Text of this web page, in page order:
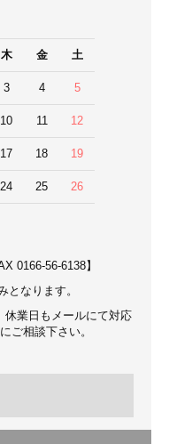
木 金 土
3 4 5
10 11 12
17 18 19
24 25 26
0166-56-6138】
となります。
休業日もメールにて対応
ご相談下さい。